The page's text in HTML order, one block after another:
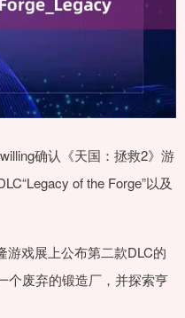
确认《天国：拯救2》游
of the Forge”以及
游戏展上公布第二款DLC的
个废弃的锻造厂，并探索亨